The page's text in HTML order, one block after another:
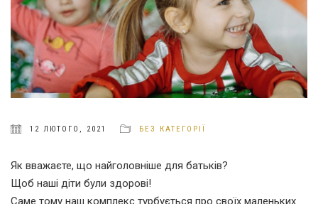
12 ЛЮТОГО, 2021 БЕЗ КАТЕГОРІЇ
Як вважаєте, що найголовніше для батьків?
Щоб наші діти були здорові!